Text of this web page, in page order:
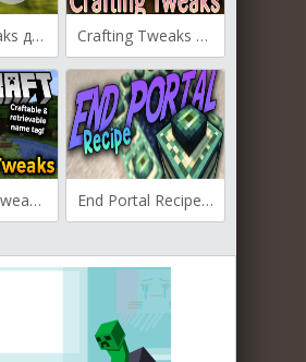
Mouse Tweaks для Майнкрафт [1.20.4, 1.20.3, 1.20.1] Crafting Tweaks для Майнкрафт [1.20.1, 1.20, 1.19.4]
Name Tag Tweaks для Майнкрафт [1.20, 1.19.4, 1.19.3] End Portal Recipe для Майнкрафт [1.19.4, 1.19.3, 1.19.2]